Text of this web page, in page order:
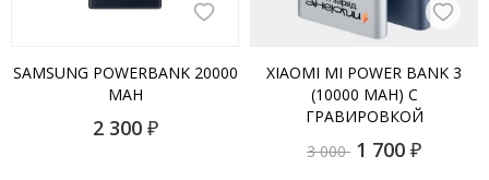
SAMSUNG POWERBANK 20000
MAH
2 300 ₽
XIAOMI MI POWER BANK 3
(10000 MAH) С
ГРАВИРОВКОЙ
3 000 1 700 ₽